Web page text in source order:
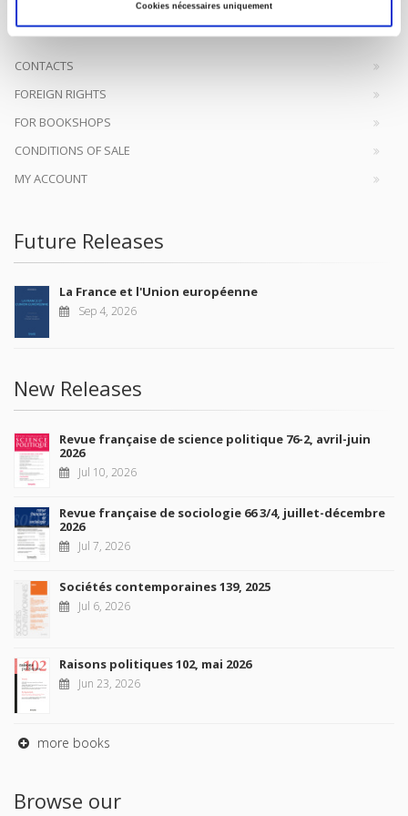
Cookies nécessaires uniquement
help public and political debate.continue
CONTACTS
FOREIGN RIGHTS
FOR BOOKSHOPS
CONDITIONS OF SALE
MY ACCOUNT
Future Releases
La France et l'Union européenne
Sep 4, 2026
New Releases
Revue française de science politique 76-2, avril-juin
2026
Jul 10, 2026
Revue française de sociologie 66 3/4, juillet-décembre
2026
Jul 7, 2026
Sociétés contemporaines 139, 2025
Jul 6, 2026
Raisons politiques 102, mai 2026
Jun 23, 2026
more books
Browse our